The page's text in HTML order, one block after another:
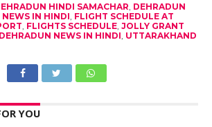
HINDI SAMACHAR DEHRADUN
IN HINDI FLIGHT SCHEDULE AT
FLIGHTS SCHEDULE, JOLLY GRANT
NEWS IN HINDI UTTARAKHAND
YOU